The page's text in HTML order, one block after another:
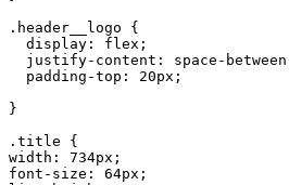
.header__logo {
  display: flex;
justify-content: space-
  padding-top: 20px;
}
.title {
width: 734px;
font-size: 64px;